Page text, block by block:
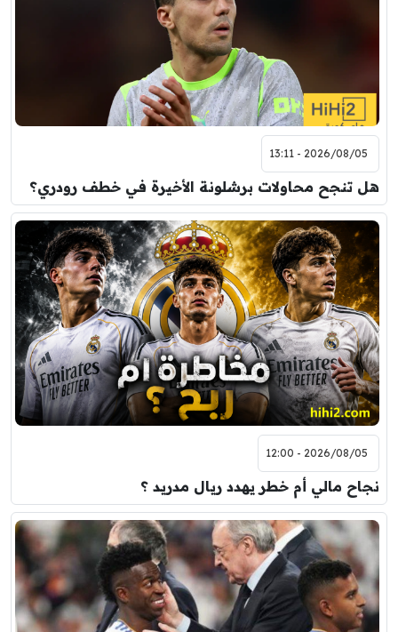
2026/08/05 - 13:11
هل تنجح محاولات برشلونة الأخيرة في خطف رودري؟
2026/08/05 - 12:00
نجاح مالي أم خطر يهدد ريال مدريد ؟